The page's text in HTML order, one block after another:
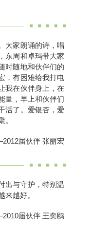
大家朗诵的诗，唱
东周和卓玛带大家
时随地和伙伴们的
，有困难给我打电
我在伙伴身上，在
量，早上和伙伴们
活了。爱银杏，爱
。
届伙伴 张丽宏
出与守护，特别温
来越好。
届伙伴 王奕鸥